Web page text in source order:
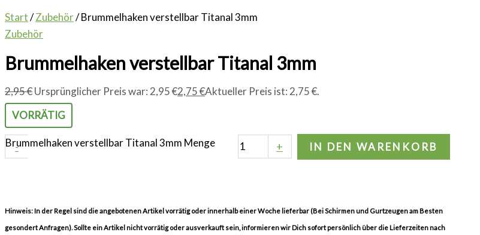
Start/Zubehör/ Brummelhaken verstellbar Titanal 3mm
Zubehör
Brummelhaken verstellbar Titanal 3mm
2,95€Ursprünglicher Preis war: 2,95 €2,75€Aktueller Preis ist: 2,75 €.
VORRÄTIG
-
Brummelhaken verstellbar Titanal 3mm Menge + IN DEN WARENKORB
Hinweis: In der Regel sind die angebotenen Artikel vorrätig oder innerhalb einer Woche lieferbar (Bei Schirmen und Gurtzeugen am Besten
gesondert Anfragen). Sollte ein Artikel nicht vorrätig oder ausverkauft sein, informieren wir Dich sofort persönlich über die Lieferzeiten nach